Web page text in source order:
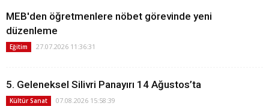
MEB'den öğretmenlere nöbet görevinde yeni
düzenleme
Eğitim 27.07.2026 11:36:31
5. Geleneksel Silivri Panayırı 14 Ağustos’ta
Kültür Sanat 07.08.2026 15:58:39